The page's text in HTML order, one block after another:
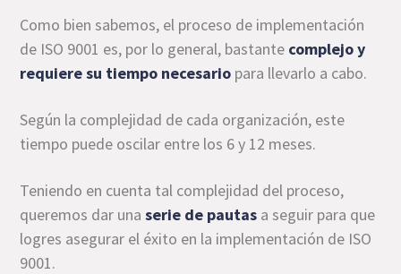
Como bien sabemos, el proceso de implementación
de ISO 9001 es, por lo general, bastante complejo y
requiere su tiempo necesario para llevarlo a cabo.
Según la complejidad de cada organización, este
tiempo puede oscilar entre los 6 y 12 meses.
Teniendo en cuenta tal complejidad del proceso,
queremos dar unaserie de pautas a seguir para que
logres asegurar el éxito en la implementación de ISO
9001.